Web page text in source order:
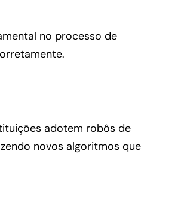
no processo de
adotem robôs de
novos algoritmos que